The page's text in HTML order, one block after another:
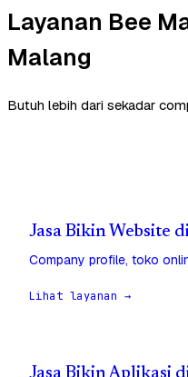
Layanan Bee
Malang
Butuh lebih dari sekadar
Jasa Bikin Website
Company profile, toko
Lihat layanan →